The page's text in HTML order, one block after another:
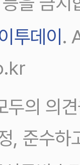
투데이 .
두의 의
, 준수하